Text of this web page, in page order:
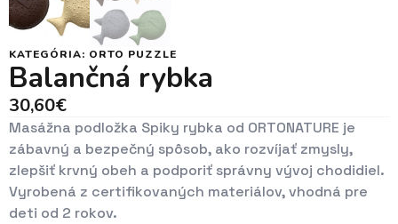
KATEGÓRIA: ORTO PUZZLE
Balančná rybka
30,60€
Masážna podložka Spiky rybka od ORTONATURE je
zábavný a bezpečný spôsob, ako rozvíjať zmysly,
zlepšiť krvný obeh a podporiť správny vývoj chodidiel.
Vyrobená z certifikovaných materiálov, vhodná pre
deti od 2 rokov.